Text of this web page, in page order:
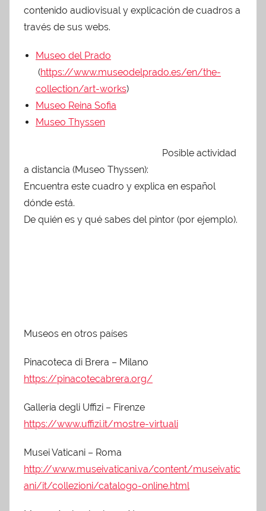
contenido audiovisual y explicación de cuadros a
través de sus webs.
Museo del Prado
(https://www.museodelprado.es/en/the-
collection/art-works)
Museo Reina Sofia
Museo Thyssen
Posible actividad
a distancia (Museo Thyssen):
Encuentra este cuadro y explica en español
dónde está.
De quién es y qué sabes del pintor (por ejemplo).
Museos en otros países
Pinacoteca di Brera – Milano
https://pinacotecabrera.org/
Galleria degli Uffizi – Firenze
https://www.uffizi.it/mostre-virtuali
Musei Vaticani – Roma
http://www.museivaticani.va/content/museivatic
ani/it/collezioni/catalogo-online.html